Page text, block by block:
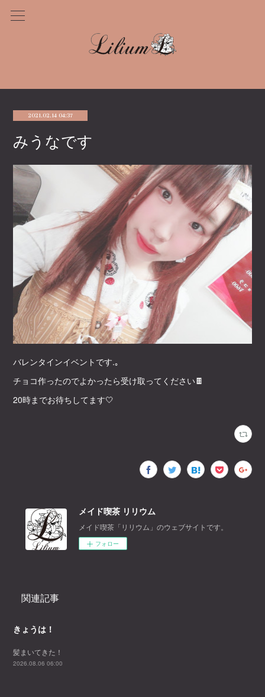
2021.02.14 04:37
みうなです
バレンタインイベントです.｡
チョコ作ったのでよかったら受け取ってください🍫
20時までお待ちしてます🤍
メイド喫茶 リリウム
メイド喫茶「リリウム」のウェブサイトです。
フォロー
関連記事
きょうは！
髪まいてきた！
2026.08.06 06:00